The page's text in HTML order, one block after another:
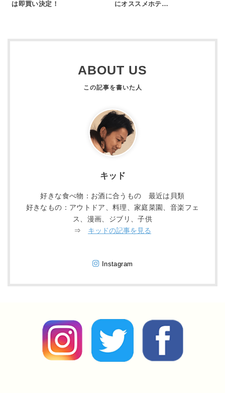
は即買い決定！
にオススメホテ…
ABOUT US
キッド
好きな食べ物：お酒に合うもの 最近は貝類
好きなもの：アウトドア、料理、家庭菜園、音楽フェ
ス、漫画、ジブリ、子供
⇒ キッドの記事を見る
Instagram